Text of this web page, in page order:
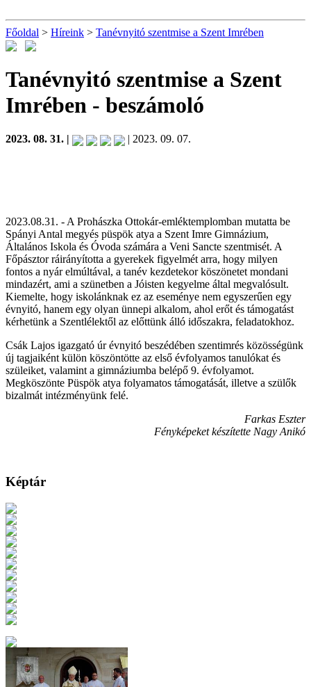
Főoldal > Híreink > Tanévnyitó szentmise a Szent Imrében
Tanévnyitó szentmise a Szent
Imrében - beszámoló
2023. 08. 31. | | 2023. 09. 07.
2023.08.31. - A Prohászka Ottokár-emléktemplomban mutatta be
Spányi Antal megyés püspök atya a Szent Imre Gimnázium,
Általános Iskola és Óvoda számára a Veni Sancte szentmisét. A
Főpásztor ráirányította a gyerekek figyelmét arra, hogy milyen
fontos a nyár elmúltával, a tanév kezdetekor köszönetet mondani
mindazért, ami a szünetben a Jóisten kegyelme által megvalósult.
Kiemelte, hogy iskolánknak ez az eseménye nem egyszerűen egy
évnyitó, hanem egy olyan ünnepi alkalom, ahol erőt és támogatást
kérhetünk a Szentlélektől az előttünk álló időszakra, feladatokhoz.
Csák Lajos igazgató úr évnyitó beszédében szentimrés közösségünk
új tagjaiként külön köszöntötte az első évfolyamos tanulókat és
szüleiket, valamint a gimnáziumba belépő 9. évfolyamot.
Megköszönte Püspök atya folyamatos támogatását, illetve a szülők
bizalmát intézményünk felé.
Farkas Eszter
Fényképeket készítette Nagy Anikó
Képtár